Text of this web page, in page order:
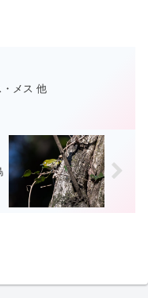
・メス 他